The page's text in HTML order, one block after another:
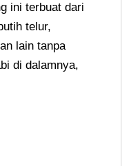
ini terbuat dari
telur,
lain tanpa
di dalamnya,